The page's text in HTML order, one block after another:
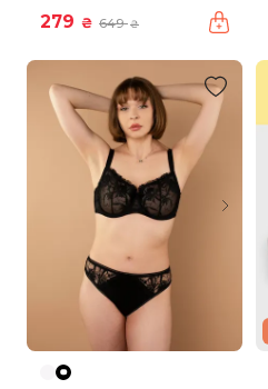
279 ₴ 649₴